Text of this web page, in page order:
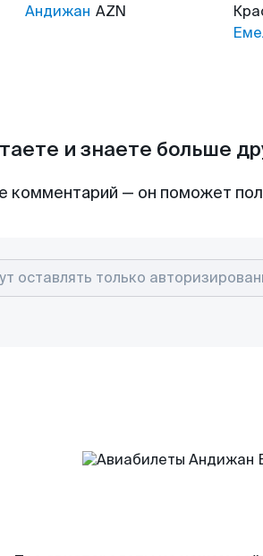
Андижан AZN
и знаете больше
комментарий — он поможет